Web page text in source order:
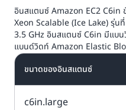
128
อินสแตนซ์ Amazon EC2 C6in
Xeon Scalable (Ice Lake) รุ่น
3.5 GHz อินสแตนซ์ C6in มีแบน
แบนด์วิดท์ Amazon Elastic
ขนาดของอินสแตนซ์
c6in.large